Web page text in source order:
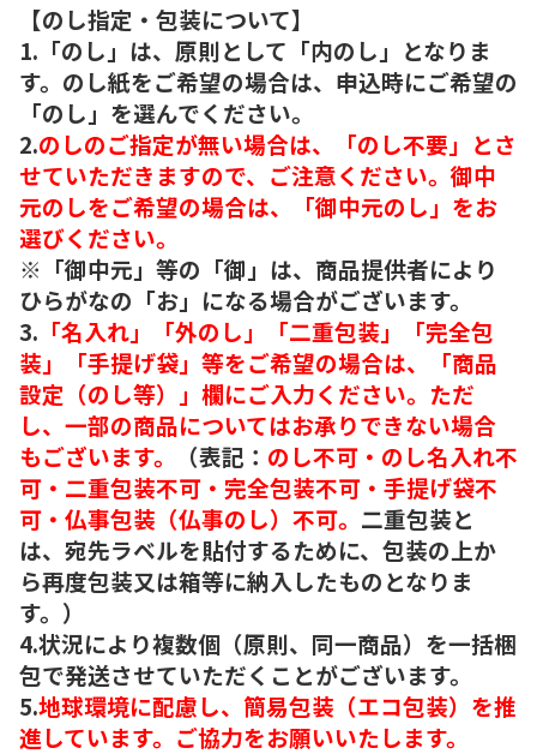
【のし指定・包装について】
1.「のし」は、原則として「内のし」となりま
す。のし紙をご希望の場合は、申込時にご希望の
「のし」を選んでください。
2.のしのご指定が無い場合は、「のし不要」とさ
せていただきますので、ご注意ください。御中
元のしをご希望の場合は、「御中元のし」をお
選びください。
※「御中元」等の「御」は、商品提供者により
ひらがなの「お」になる場合がございます。
3. 「名入れ」「外のし」「二重包装」「完全包
装」「手提げ袋」等をご希望の場合は、「商品
設定（のし等）」欄にご入力ください。ただ
し、一部の商品についてはお承りできない場合
もございます。
（表記： のし不可・のし名入れ不
可・二重包装不可・完全包装不可・手提げ袋不
可・仏事包装（仏事のし）不可。 二重包装と
は、宛先ラベルを貼付するために、包装の上か
ら再度包装又は箱等に納入したものとなりま
す。）
4.状況により複数個（原則、同一商品）を一括梱
包で発送させていただくことがございます。
5.地球環境に配慮し、簡易包装（エコ包装）を推
進しています。ご協力をお願いいたします。